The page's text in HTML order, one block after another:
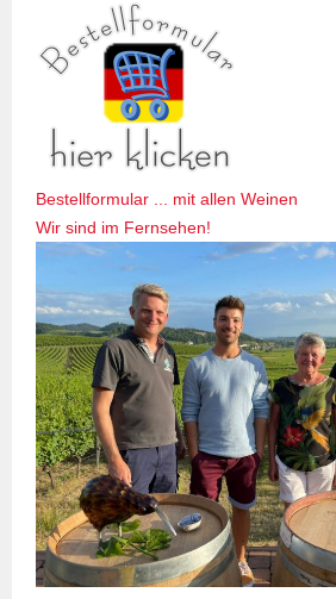
Bestellformular ... mit allen Weinen
Wir sind im Fernsehen!